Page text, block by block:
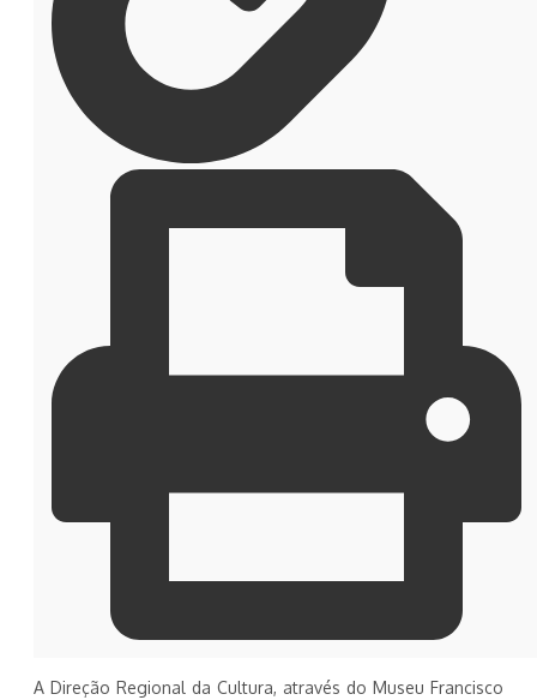
A Direção Regional da Cultura, através do Museu Francisco